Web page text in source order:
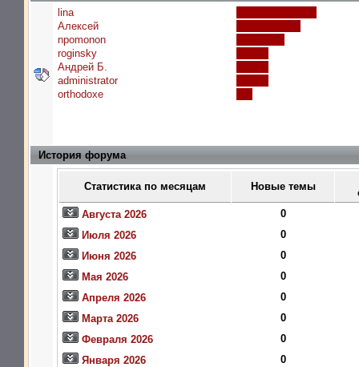
lina
Алексей
npomonon
roginsky
Андрей Б.
administrator
orthodoxe
История форума
Статистика по месяцам Новые темы
Августа 2026
0
Июля 2026
0
Июня 2026
0
Мая 2026
0
Апреля 2026
0
Марта 2026
0
Февраля 2026
0
Января 2026
0